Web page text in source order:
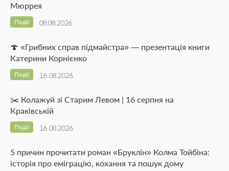
Мюррея
08.08.2026
Події
🍄 «Грибних справ підмайстра» — презентація книги
Катерини Корнієнко
16.08.2026
Події
✂️ Колажуй зі Старим Левом | 16 серпня на
Краківській
16.08.2026
Події
5 причин прочитати роман «Бруклін» Колма Тойбіна:
історія про еміграцію, кохання та пошук дому